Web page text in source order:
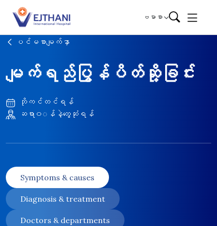
Skip to content
ဗမာစာ
ပင်မစာမျက်နှာ
မျက်ရည်ပြွန်ပိတ်ဆို့ခြင်း
ဘိုကင်တင်ရန်
ဆရာ၀◌န်နဲ့တွေ့ဆုံရန်
Symptoms & causes
Diagnosis & treatment
Doctors & departments